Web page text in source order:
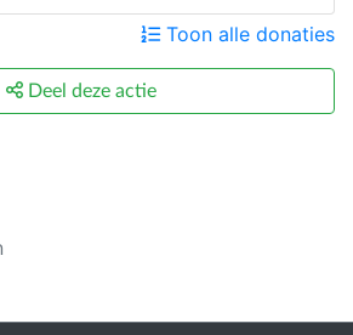
Toon alle donaties
Deel deze actie